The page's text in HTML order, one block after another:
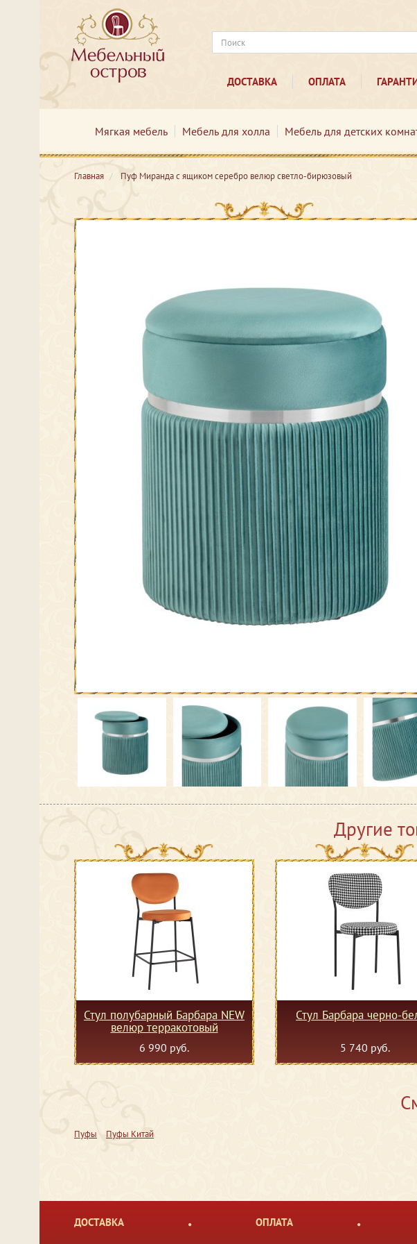
ДОСТАВКА ОПЛАТА
Мягкая мебель Мебель для холла Мебель для детских
Главная Пуф Миранда с ящиком серебро велюр светло-бирюзовый
Другие
Стул полубарный Барбара NEW
велюр терракотовый
6 990 руб.
Стул Барбара черно-
5 740 руб.
Пуфы Пуфы Китай
ДОСТАВКА ОПЛАТА